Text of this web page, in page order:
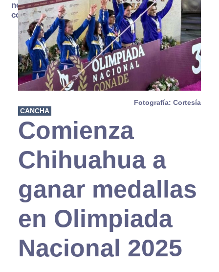
no se
consume
Fotografía: Cortesía
CANCHA
Comienza
Chihuahua a
ganar medallas
en Olimpiada
Nacional 2025